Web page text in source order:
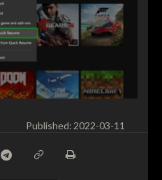
Published: 2022-03-11